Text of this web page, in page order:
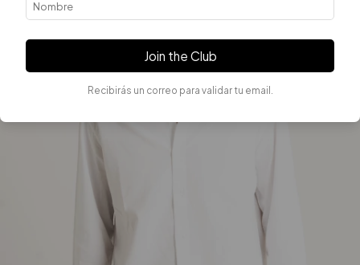
Join the Club
Recibirás un correo para validar tu email.